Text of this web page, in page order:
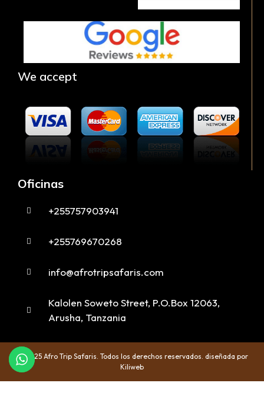
We accept
Oficinas
+255757903941
+255769670268
info@afrotripsafaris.com
Kalolen Soweto Street, P.O.Box 12063,
Arusha, Tanzania
© 2025 Afro Trip Safaris. Todos los derechos reservados. diseñada por
Kiliweb